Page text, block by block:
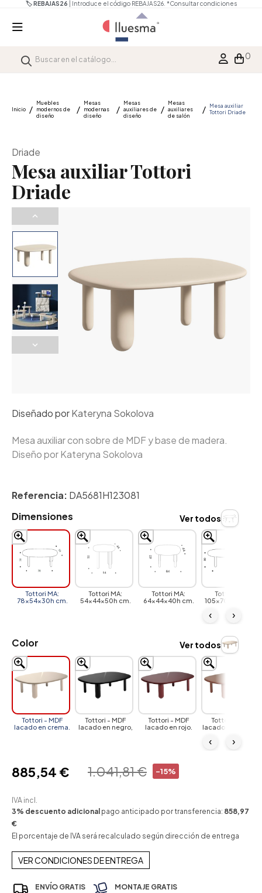
🏷️ REBAJAS26 | Introduce el código REBAJAS26. *Consultar condiciones
0
Inicio
Muebles
modernos de
diseño
Mesas
modernas
diseño
Mesas
auxiliares de
diseño
Mesas
auxiliares
de salón
Mesa auxiliar
Tottori Driade
Driade
Mesa auxiliar Tottori
Driade
Diseñado porKateryna Sokolova
Mesa auxiliar con sobre de MDF y base de madera.
Diseño por Kateryna Sokolova
Referencia: DA5681H123081
Dimensiones
Tottori MA:
78x54x30h cm.
Tottori MA:
54x44x50h cm.
Tottori MA:
64x44x40h cm.
Tottori MA:
105x70x30h cm.
‹ ›
Ver todos
Color
Tottori - MDF
lacado en crema.
Tottori - MDF
lacado en negro,
Tottori - MDF
lacado en rojo.
Tottori - MDF
lacado en marrón.
‹ ›
Ver todos
-15%
1.041,81 €
885,54 €
IVA incl.
3% descuento adicional pago anticipado por transferencia: 858,97
€
El porcentaje de IVA será recalculado según dirección de entrega
VER CONDICIONES DE ENTREGA
ENVÍO GRATIS MONTAJE GRATIS